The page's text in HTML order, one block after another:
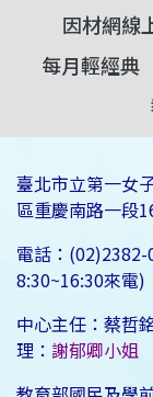
因材網線
每月輕經典
臺北市立第一女
區重慶南路一段
電話：
8:30~16:30來電)
中心主任：蔡
理： 謝郁卿小姐